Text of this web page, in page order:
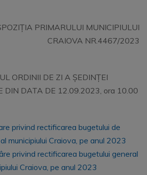
PRIMARULUI MUNICIPIULUI
CRAIOVA NR.4467/2023
ORDINII DE ZI A ȘEDINȚEI
DIN DATA DE 12.09.2023, ora 10.00
privind rectificarea bugetului de
municipiului Craiova, pe anul 2023
privind rectificarea bugetului general
Craiova, pe anul 2023